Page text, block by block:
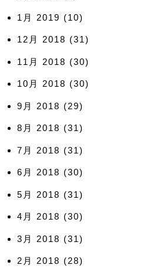
1月 2019 (10)
12月 2018 (31)
11月 2018 (30)
10月 2018 (30)
9月 2018 (29)
8月 2018 (31)
7月 2018 (31)
6月 2018 (30)
5月 2018 (31)
4月 2018 (30)
3月 2018 (31)
2月 2018 (28)